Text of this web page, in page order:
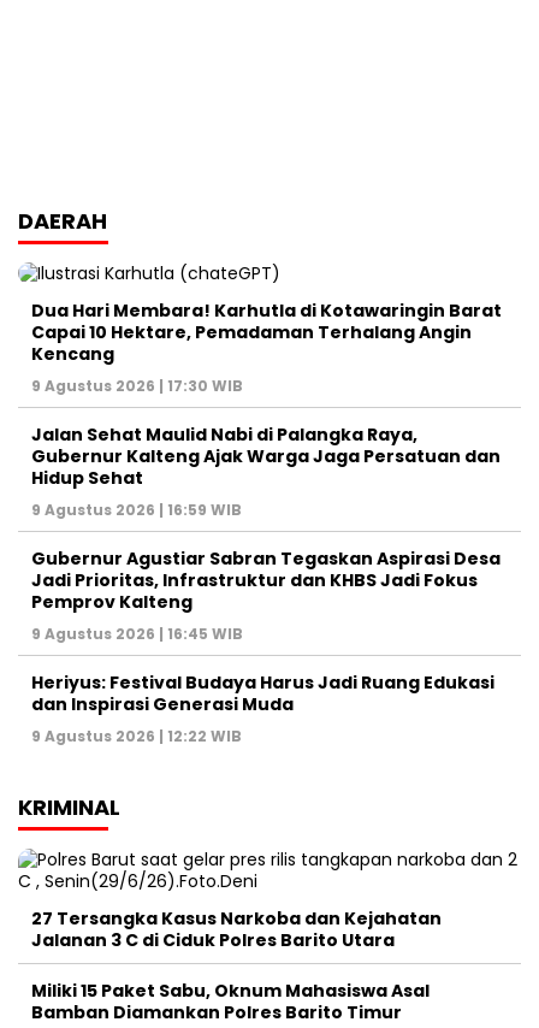
DAERAH
Dua Hari Membara! Karhutla di Kotawaringin Barat
Capai 10 Hektare, Pemadaman Terhalang Angin
Kencang
9 Agustus 2026 | 17:30 WIB
Jalan Sehat Maulid Nabi di Palangka Raya,
Gubernur Kalteng Ajak Warga Jaga Persatuan dan
Hidup Sehat
9 Agustus 2026 | 16:59 WIB
Gubernur Agustiar Sabran Tegaskan Aspirasi Desa
Jadi Prioritas, Infrastruktur dan KHBS Jadi Fokus
Pemprov Kalteng
9 Agustus 2026 | 16:45 WIB
Heriyus: Festival Budaya Harus Jadi Ruang Edukasi
dan Inspirasi Generasi Muda
9 Agustus 2026 | 12:22 WIB
KRIMINAL
27 Tersangka Kasus Narkoba dan Kejahatan
Jalanan 3 C di Ciduk Polres Barito Utara
Miliki 15 Paket Sabu, Oknum Mahasiswa Asal
Bamban Diamankan Polres Barito Timur